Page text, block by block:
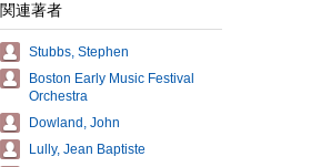
関連著者
Stubbs, Stephen
Boston Early Music Festival
Orchestra
Dowland, John
Lully, Jean Baptiste